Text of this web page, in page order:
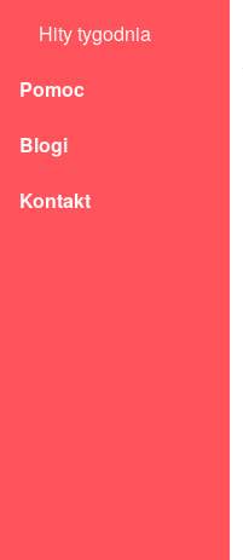
Hity tygodnia
Pomoc
Blogi
Kontakt